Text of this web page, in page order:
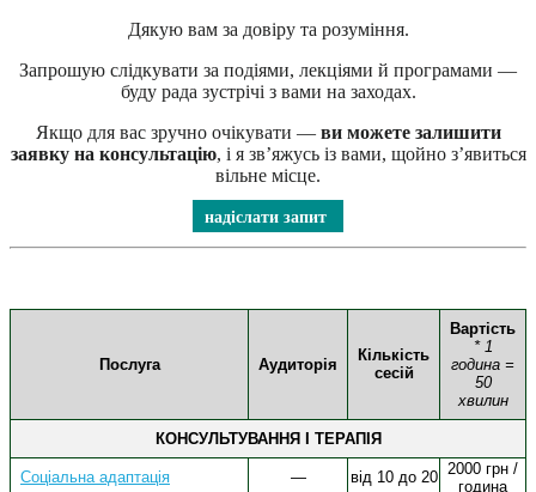
Дякую вам за довіру та розуміння.
Запрошую слідкувати за подіями, лекціями й програмами —
буду рада зустрічі з вами на заходах.
Якщо для вас зручно очікувати — ви можете залишити
заявку на консультацію, і я зв’яжусь із вами, щойно з’явиться
вільне місце.
надіслати запит
Послуга Аудиторія
Кількість
сесій
Вартість
* 1
година =
50
хвилин
КОНСУЛЬТУВАННЯ І ТЕРАПІЯ
Соціальна адаптація — від 10 до 20
2000 грн /
година